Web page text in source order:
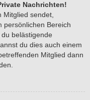
Nachrichten!
sendet,
persönlichen Bereich
belästigende
du dies auch einem
Mitglied dann